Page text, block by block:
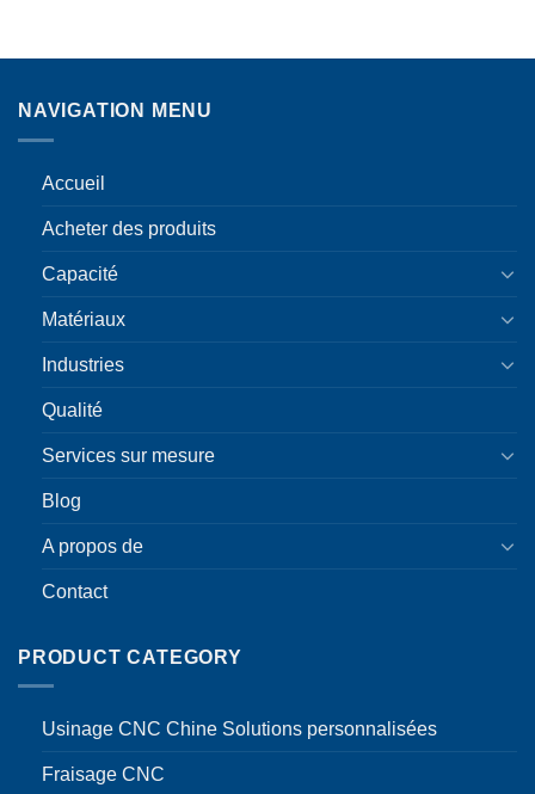
NAVIGATION MENU
Accueil
Acheter des produits
Capacité
Matériaux
Industries
Qualité
Services sur mesure
Blog
A propos de
Contact
PRODUCT CATEGORY
Usinage CNC Chine Solutions personnalisées
Fraisage CNC